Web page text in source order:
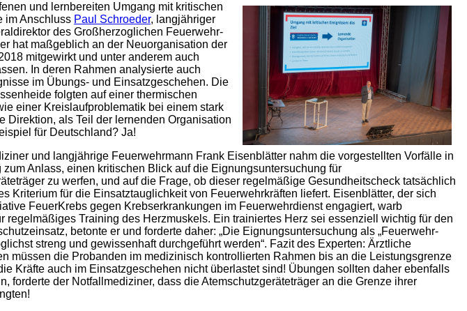
und lernbereiten Umgang mit kritischen
im Anschluss Paul Schroeder, langjähriger
des Großherzoglichen Feuerwehr-
hat maßgeblich an der Neuorganisation der
mitgewirkt und unter anderem auch
In deren Rahmen analysierte auch
im Übungs- und Einsatzgeschehen. Die
folgten auf einer thermischen
einer Kreislaufproblematik bei einem stark
Direktion, als Teil der lernenden Organisation
für Deutschland? Ja!
und langjährige Feuerwehrmann Frank Eisenblätter nahm die vorgestellten Vorfälle in
zum Anlass, einen kritischen Blick auf die Eignungsuntersuchung für
zu werfen, und auf die Frage, ob dieser regelmäßige Gesundheitscheck tatsächlich
Kriterium für die Einsatztauglichkeit von Feuerwehrkräften liefert. Eisenblätter, der sich
FeuerKrebs gegen Krebserkrankungen im Feuerwehrdienst engagiert, warb
regelmäßiges Training des Herzmuskels. Ein trainiertes Herz sei essenziell wichtig für den
betonte er und forderte daher: „Die Eignungsuntersuchung als „Feuerwehr-
streng und gewissenhaft durchgeführt werden“. Fazit des Experten: Ärztliche
müssen die Probanden im medizinisch kontrollierten Rahmen bis an die Leistungsgrenze
Kräfte auch im Einsatzgeschehen nicht überlastet sind! Übungen sollten daher ebenfalls
forderte der Notfallmediziner, dass die Atemschutzgeräteträger an die Grenze ihrer